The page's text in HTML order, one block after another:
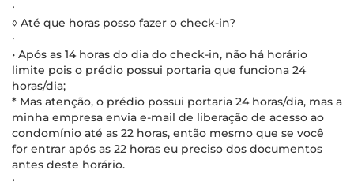
∙
◊ Até que horas posso fazer o check-in?
∙
• Após as 14 horas do dia do check-in, não há horário
limite pois o prédio possui portaria que funciona 24
horas/dia;
* Mas atenção, o prédio possui portaria 24 horas/dia, mas a
minha empresa envia e-mail de liberação de acesso ao
condomínio até as 22 horas, então mesmo que se você
for entrar após as 22 horas eu preciso dos documentos
antes deste horário.
∙